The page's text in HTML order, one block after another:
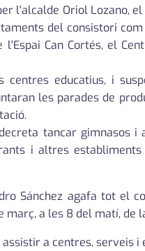
l'alcalde Oriol Lozano,
del consistori
Can Cortés, el
centres educatius, i
les parades de
tancar gimnasos i
i altres
Sánchez agafa tot el
a les 8 del matí, de
a centres, serveis